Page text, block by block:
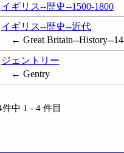
イギリス--歴史--1500-1800
イギリス--歴史--近代
← Great Britain--History--
ジェントリー
← Gentry
件中 1 - 4 件目